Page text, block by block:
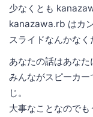
少なくとも
kanazawa.rb はカ
スライドなんかなく
あなたの話はあなた
みんながスピーカ
じ。
大事なことなのでも